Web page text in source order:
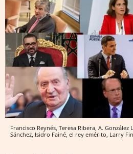
Francisco Reynés, Teresa Ribera, A.
Sánchez, Isidro Fainé, el rey emérito, Larry